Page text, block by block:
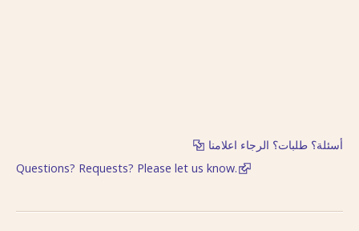
Diacritics on the
last letter of a word
search for al-Kabir
أسئلة؟ طلبات؟ الرجاء اعلامنا
Questions? Requests? Please let us know.